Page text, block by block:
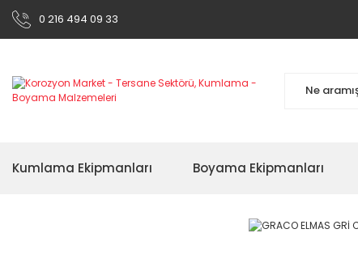
0 216 494 09 33
Kumlama Ekipmanları Boyama Ekipmanları